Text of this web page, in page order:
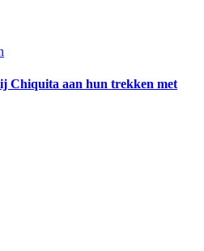
Chiquita aan hun trekken met